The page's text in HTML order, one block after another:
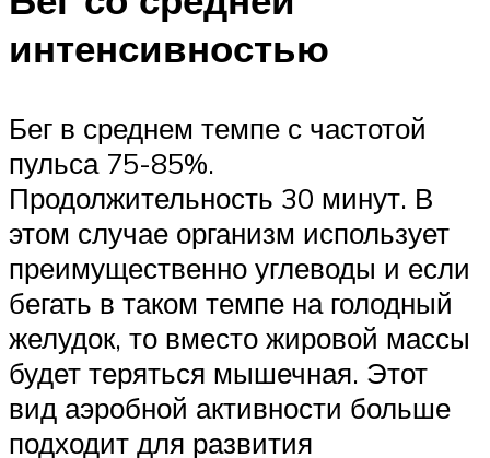
интенсивностью
Бег в среднем темпе с частотой
пульса 75-85%.
Продолжительность 30 минут. В
этом случае организм использует
преимущественно углеводы и если
бегать в таком темпе на голодный
желудок, то вместо жировой массы
будет теряться мышечная. Этот
вид аэробной активности больше
подходит для развития